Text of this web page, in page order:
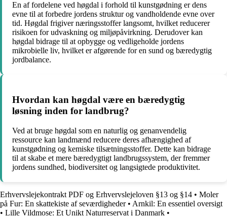
En af fordelene ved høgdal i forhold til kunstgødning er dens
evne til at forbedre jordens struktur og vandholdende evne over
tid. Høgdal frigiver næringsstoffer langsomt, hvilket reducerer
risikoen for udvaskning og miljøpåvirkning. Derudover kan
høgdal bidrage til at opbygge og vedligeholde jordens
mikrobielle liv, hvilket er afgørende for en sund og bæredygtig
jordbalance.
Hvordan kan høgdal være en bæredygtig
løsning inden for landbrug?
Ved at bruge høgdal som en naturlig og genanvendelig
ressource kan landmænd reducere deres afhængighed af
kunstgødning og kemiske tilsætningsstoffer. Dette kan bidrage
til at skabe et mere bæredygtigt landbrugssystem, der fremmer
jordens sundhed, biodiversitet og langsigtede produktivitet.
Erhvervslejekontrakt PDF og Erhvervslejeloven §13 og §14 • Moler
på Fur: En skattekiste af seværdigheder• Arnkil: En essentiel oversigt
• Lille Vildmose: Et Unikt Naturreservat i Danmark •